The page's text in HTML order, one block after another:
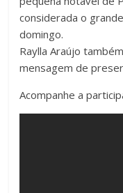
considerada o
domingo.
Raylla Araújo tamb
mensagem de
Acompanhe a